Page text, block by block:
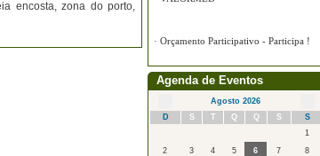
encosta, zona do porto,
Agenda de Eventos
Agosto 2026
D
S T Q Q S
S
1
2
3 4 5 6 7
8